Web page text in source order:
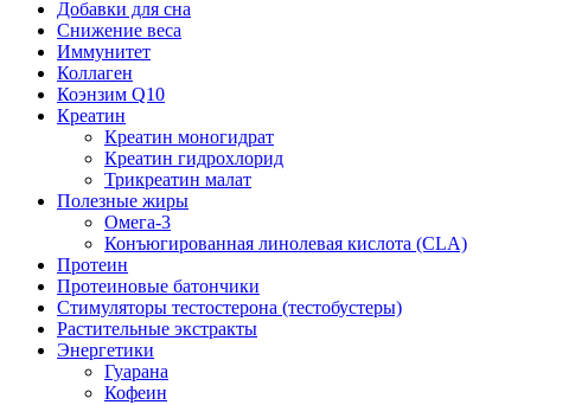
Добавки для сна
Снижение веса
Иммунитет
Коллаген
Коэнзим Q10
Креатин
Креатин моногидрат
Креатин гидрохлорид
Трикреатин малат
Полезные жиры
Омега-3
Конъюгированная линолевая кислота (CLA)
Протеин
Протеиновые батончики
Стимуляторы тестостерона (тестобустеры)
Растительные экстракты
Энергетики
Гуарана
Кофеин